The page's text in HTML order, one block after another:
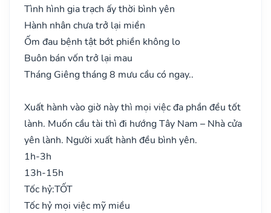
Tình hình gia trạch ấy thời bình yên
Hành nhân chưa trở lại miền
Ốm đau bệnh tật bớt phiền không lo
Buôn bán vốn trở lại mau
Tháng Giêng tháng 8 mưu cầu có ngay..
Xuất hành vào giờ này thì mọi việc đa phần đều tốt
lành. Muốn cầu tài thì đi hướng Tây Nam – Nhà cửa
yên lành. Người xuất hành đều bình yên.
1h-3h
13h-15h
Tốc hỷ:TỐT
Tốc hỷ mọi việc mỹ miều